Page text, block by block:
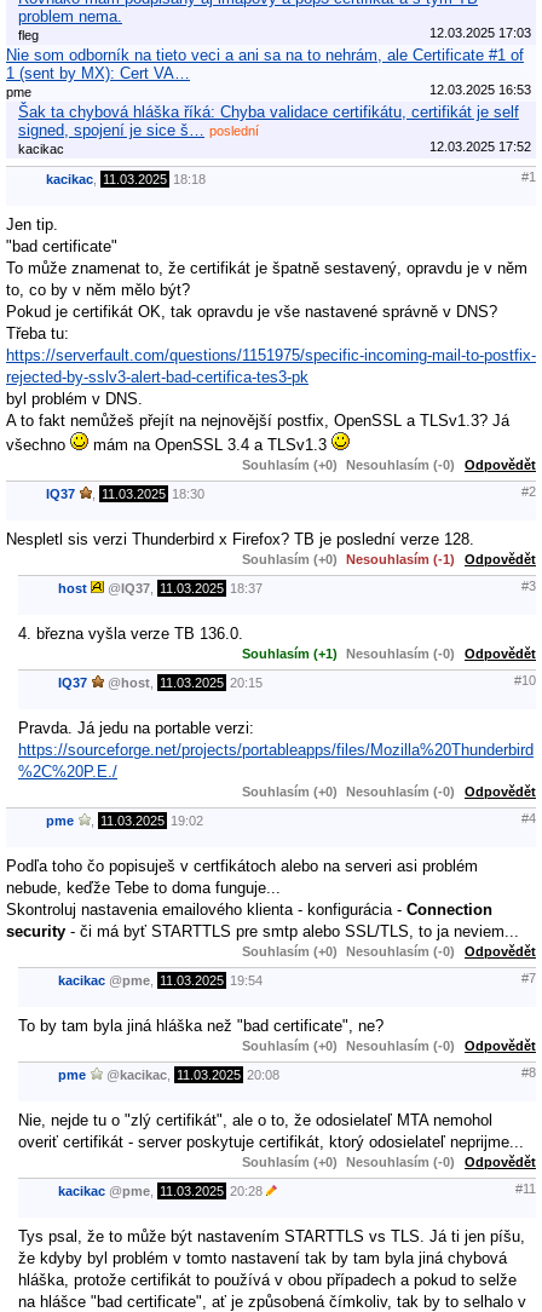
problem nema.
fleg 12.03.2025 17:03
Nie som odborník na tieto veci a ani sa na to nehrám, ale Certificate #1 of
1 (sent by MX): Cert VA…
pme 12.03.2025 16:53
Šak ta chybová hláška říká: Chyba validace certifikátu, certifikát je self
signed, spojení je sice š…
poslední
kacikac
12.03.2025 17:52
kacikac 11.03.2025 18:18 #1
Jen tip.
"bad certificate"
To může znamenat to, že certifikát je špatně sestavený, opravdu je v něm
to, co by v něm mělo být?
Pokud je certifikát OK, tak opravdu je vše nastavené správně v DNS?
Třeba tu:
https://serverfault.com/questions/1151975/specific-incoming-mail-to-postfix-
rejected-by-sslv3-alert-bad-certifica-tes3-pk
byl problém v DNS.
A to fakt nemůžeš přejít na nejnovější postfix, OpenSSL a TLSv1.3? Já
všechno
mám na OpenSSL 3.4 a TLSv1.3
Souhlasím (+0) Nesouhlasím (-0) Odpovědět
IQ37 11.03.2025 18:30 #2
Nespletl sis verzi Thunderbird x Firefox? TB je poslední verze 128.
Souhlasím (+0) Nesouhlasím (-1) Odpovědět
host @IQ37 11.03.2025 18:37 #3
4. března vyšla verze TB 136.0.
Souhlasím (+1) Nesouhlasím (-0) Odpovědět
IQ37 @host 11.03.2025 20:15 #10
Pravda. Já jedu na portable verzi:
https://sourceforge.net/projects/portableapps/files/Mozilla%20Thunderbird
%2C%20P.E./
Souhlasím (+0) Nesouhlasím (-0) Odpovědět
pme 11.03.2025 19:02 #4
Podľa toho čo popisuješ v certfikátoch alebo na serveri asi problém
nebude, keďže Tebe to doma funguje...
Skontroluj nastavenia emailového klienta - konfigurácia - Connection
security - či má byť STARTTLS pre smtp alebo SSL/TLS, to ja neviem...
Souhlasím (+0) Nesouhlasím (-0) Odpovědět
kacikac @pme 11.03.2025 19:54 #7
To by tam byla jiná hláška než "bad certificate", ne?
Souhlasím (+0) Nesouhlasím (-0) Odpovědět
pme @kacikac 11.03.2025 20:08 #8
Nie, nejde tu o "zlý certifikát", ale o to, že odosielateľ MTA nemohol
overiť certifikát - server poskytuje certifikát, ktorý odosielateľ neprijme...
Souhlasím (+0) Nesouhlasím (-0) Odpovědět
kacikac @pme 11.03.2025 20:28 #11
Tys psal, že to může být nastavením STARTTLS vs TLS. Já ti jen píšu,
že kdyby byl problém v tomto nastavení tak by tam byla jiná chybová
hláška, protože certifikát to používá v obou případech a pokud to selže
na hlášce "bad certificate", ať je způsobená čímkoliv, tak by to selhalo v